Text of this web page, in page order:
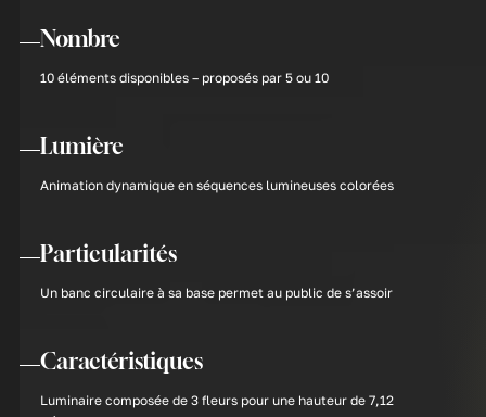
Nombre
10 éléments disponibles – proposés par 5 ou 10
Lumière
Animation dynamique en séquences lumineuses colorées
Particularités
Un banc circulaire à sa base permet au public de s’assoir
Caractéristiques
Luminaire composée de 3 fleurs pour une hauteur de 7,12